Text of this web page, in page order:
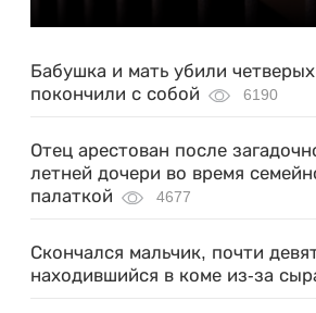
Бабушка и мать убили
покончили с собой
6190
Отец арестован после
летней дочери во время
палаткой
4677
Скончался мальчик, почти
находившийся в коме из-за